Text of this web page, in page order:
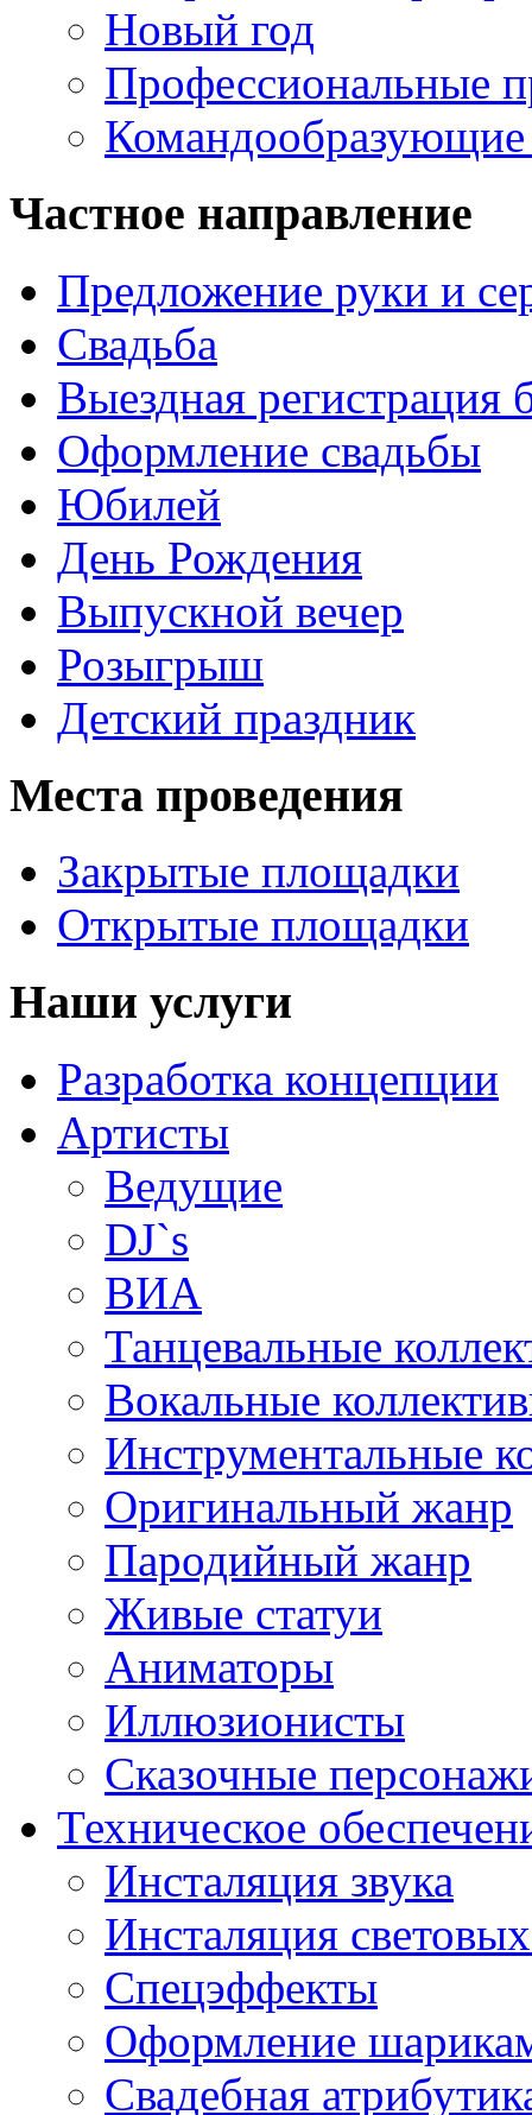
Новый год
Профессиональные
Частное направление
Предложение руки и
Свадьба
Выездная регистрация
Оформление свадьбы
Юбилей
День Рождения
Выпускной вечер
Розыгрыш
Детский праздник
Места проведения
Закрытые площадки
Открытые площадки
Наши услуги
Разработка концепции
Артисты
Ведущие
DJ`s
ВИА
Танцевальные
Вокальные
Инструментальные
Оригинальный жанр
Пародийный жанр
Живые статуи
Аниматоры
Иллюзионисты
Сказочные
Техническое
Инсталяция звука
Инсталяция
Спецэффекты
Оформление
Свадебная